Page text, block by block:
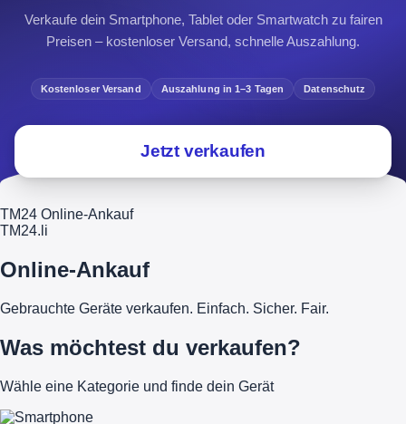
Verkaufe dein Smartphone, Tablet oder Smartwatch zu fairen
Preisen – kostenloser Versand, schnelle Auszahlung.
Kostenloser Versand Auszahlung in 1–3 Tagen Datenschutz
Jetzt verkaufen
TM24 Online-Ankauf
TM24.li
Online-Ankauf
Gebrauchte Geräte verkaufen. Einfach. Sicher. Fair.
Was möchtest du verkaufen?
Wähle eine Kategorie und finde dein Gerät